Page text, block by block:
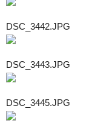
DSC_3442.JPG
DSC_3443.JPG
DSC_3445.JPG